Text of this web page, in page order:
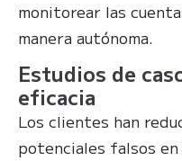
monitorear las
manera autónoma.
Estudios de
eficacia
Los clientes han
potenciales falsos